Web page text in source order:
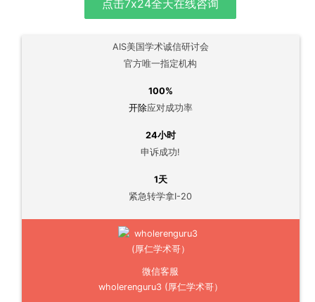
点击7x24全天在线咨询
AIS美国学术诚信研讨会
官方唯一指定机构
100%
开除应对成功率
24小时
申诉成功!
1天
紧急转学拿I-20
微信客服
wholerenguru3 (厚仁学术哥）